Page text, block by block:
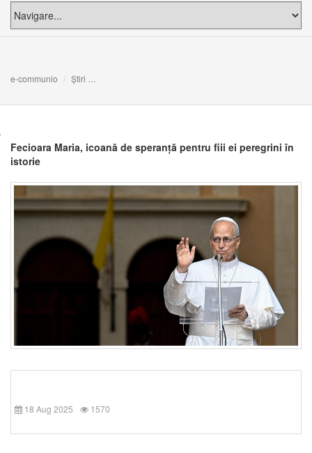
e-communio Știri
Fecioara Maria, icoană de speranță pentru fiii ei peregrini în
istorie
18 Aug 2025 1570